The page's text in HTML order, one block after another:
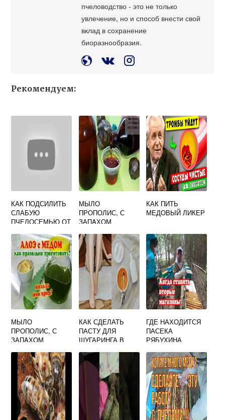
пчеловодство - это не только
увлечение, но и способ внести свой
вклад в сохранение
биоразнообразия.
Рекомендуем:
КАК ПОДСИЛИТЬ
СЛАБУЮ
ПЧЕЛОСЕМЬЮ ОТ
МЫЛО
ПРОПОЛИС, С
ЗАПAХОМ
КАК ПИТЬ
МЕДОВЫЙ ЛИКЕР
МЫЛО
ПРОПОЛИС, С
ЗАПAХОМ
КАК СДЕЛАТЬ
ПАСТУ ДЛЯ
ШУГАРИНГА В
УСЛОВИЯХ БЕЗ
ЛИМОНА И МЕДА
ГДЕ НАХОДИТСЯ
ПАСЕКА
РЯБУХИНА